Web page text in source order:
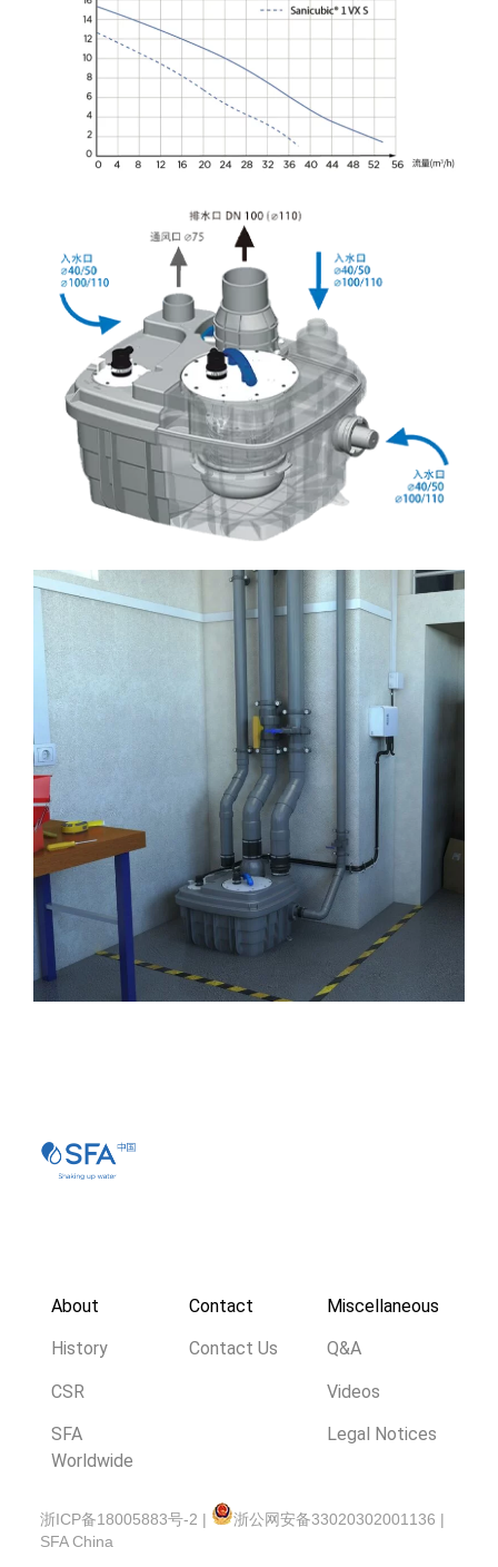
About
History
CSR
SFA
Worldwide
Contact
Contact Us
Miscellaneous
Q&A
Videos
Legal Notices
浙ICP备18005883号-2 |
浙公网安备33020302001136 |
SFA China